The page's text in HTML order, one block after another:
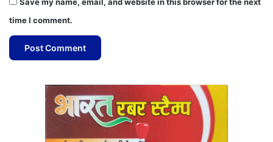
time I comment.